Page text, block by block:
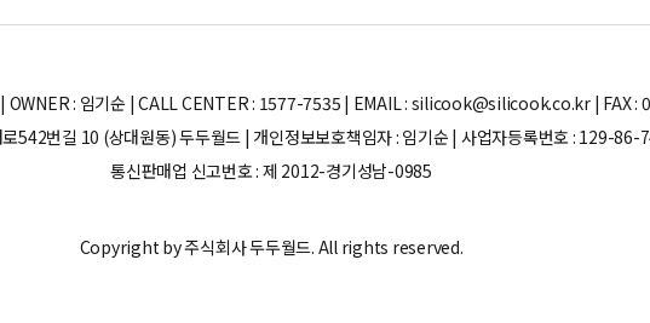
| OWNER : 임기순 | CALL CENTER : 1577-7535 | EMAIL : silicook@silicook.co.kr | FAX :
542번길 10 (상대원동) 두두월드 | 개인정보보호책임자 : 임기순 | 사업자등록번호 : 129-86-
통신판매업 신고번호 : 제 2012-경기성남-0985
Copyright by 주식회사 두두월드. All rights reserved.